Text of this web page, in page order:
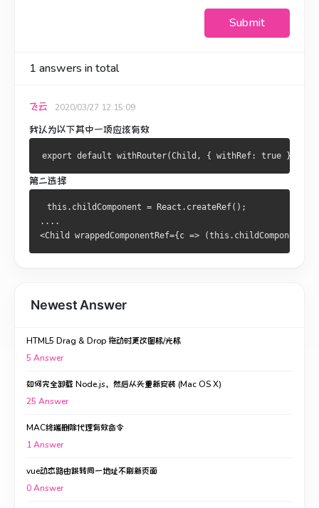
Submit
1 answers in total
飞云 2020/03/27 12:15:09
我认为以下其中一项应该有效
第二选择
this.childComponent = React.createRef();
....
<Child wrappedComponentRef={c => (this.childComponent
Newest Answer
HTML5 Drag & Drop 拖动时更改图标/光标
5 Answer
如何完全卸载 Node.js，然后从头重新安装 (Mac OS X)
25 Answer
MAC终端删除代理有效命令
1Answer
vue动态路由跳转同一地址不刷新页面
0Answer